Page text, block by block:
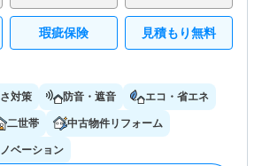
瑕疵保険 見積もり無料
対策 防音・遮音 エコ・省エネ
二世帯 中古物件リフォーム
ベーション